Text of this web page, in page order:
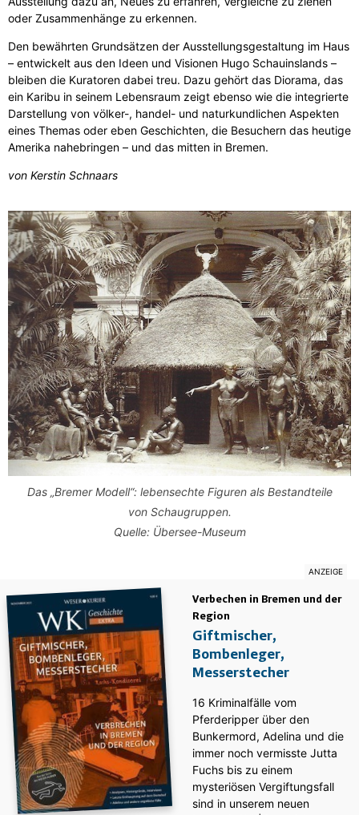
oder Zusammenhänge zu erkennen.
Den bewährten Grundsätzen der Ausstellungsgestaltung im Haus
– entwickelt aus den Ideen und Visionen Hugo Schauinslands –
bleiben die Kuratoren dabei treu. Dazu gehört das Diorama, das
ein Karibu in seinem Lebensraum zeigt ebenso wie die integrierte
Darstellung von völker-, handel- und naturkundlichen Aspekten
eines Themas oder eben Geschichten, die Besuchern das heutige
Amerika nahebringen – und das mitten in Bremen.
von Kerstin Schnaars
Das „Bremer Modell“: lebensechte Figuren als Bestandteile
von Schaugruppen.
Quelle: Übersee-Museum
Verbechen in Bremen und der
Region
Giftmischer,
Bombenleger,
Messerstecher
16 Kriminalfälle vom
Pferderipper über den
Bunkermord, Adelina und die
immer noch vermisste Jutta
Fuchs bis zu einem
mysteriösen Vergiftungsfall
sind in unserem neuen